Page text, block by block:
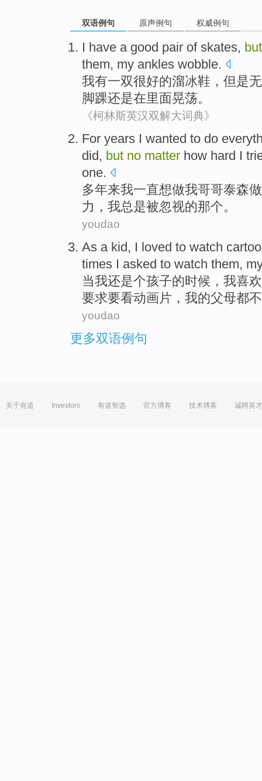
双语例句 原声例句 权威例句
I have a good pair of skates, but
them, my ankles wobble.
我有一双很好的溜冰鞋 ， 但是
脚踝还是在里面晃荡。
《柯林斯英汉双解大词典》
For years I wanted to do
did, but no matter how hard I
one.
多年来我一直想做我哥哥泰森
力，我总是被忽视的那个。
youdao
As a kid, I loved to watch
times I asked to watch them,
当我还是个孩子的时候， 我喜欢
要求要看动画片， 我的父母都不
youdao
更多双语例句
关于有道 Investors 有道智选 官方博客 技术博客 诚聘英才